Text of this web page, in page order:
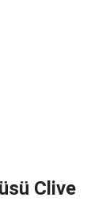
Clive